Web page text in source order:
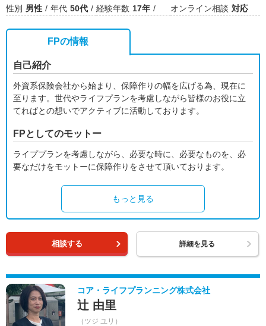
性別 男性 年代 50代 経験年数 17年 オンライン相談 対応
FPの情報
自己紹介
外資系保険会社から始まり、保障作りの幅を広げる為、現在に
至ります。世代やライフプランを考慮しながら皆様のお役に立
てればとの想いでアクティブに活動しております。
FPとしてのモットー
ライププランを考慮しながら、必要な時に、必要なものを、必
要なだけをモットーに保障作りをさせて頂いております。
もっと見る
相談する 詳細を見る
コア・ライフプランニング株式会社
辻 由里
（ツジ ユリ）